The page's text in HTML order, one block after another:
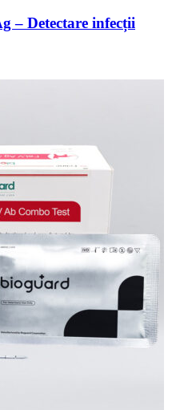
– Detectare infecții